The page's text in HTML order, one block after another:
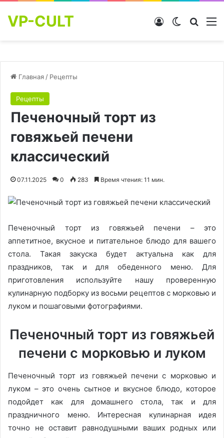
VP-CULT Switch skin
Войти
Главная / Рецепты
Рецепты
Печеночный торт из
говяжьей печени
классический
07.11.2025 0 283 Время чтения: 11 мин.
Печеночный торт из говяжьей печени – это
аппетитное, вкусное и питательное блюдо для вашего
стола. Такая закуска будет актуальна как для
праздников, так и для обеденного меню. Для
приготовления используйте нашу проверенную
кулинарную подборку из восьми рецептов с морковью и
луком и пошаговыми фотографиями.
Печеночный торт из говяжьей
печени с морковью и луком
Печеночный торт из говяжьей печени с морковью и
луком – это очень сытное и вкусное блюдо, которое
подойдет как для домашнего стола, так и для
праздничного меню. Интересная кулинарная идея
точно не оставит равнодушными ваших родных или